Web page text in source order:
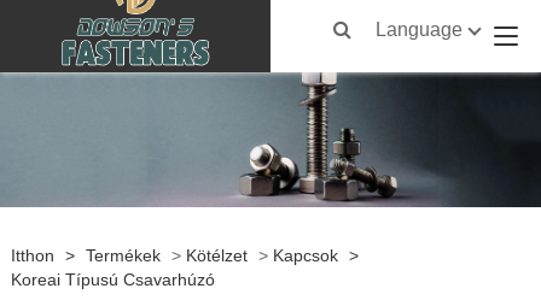
Language
Itthon > Termékek > Kötélzet > Kapcsok >
Koreai Típusú Csavarhúzó